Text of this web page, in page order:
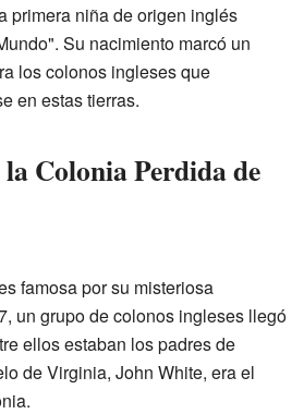
primera niña de origen inglés
Su nacimiento marcó un
los colonos ingleses que
en estas tierras.
Colonia Perdida de
famosa por su misteriosa
un grupo de colonos ingleses llegó
ellos estaban los padres de
de Virginia, John White, era el